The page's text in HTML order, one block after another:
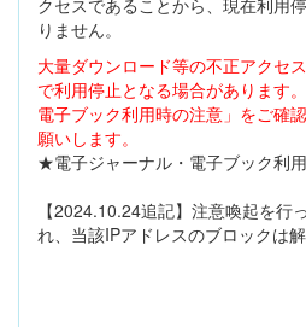
クセスであることから、現在利用
りません。
大量ダウンロード等の不正アクセ
で利用停止となる場合があります
電子ブック利用時の注意」をご確
願いします。
★電子ジャーナル・電子ブック利
【2024.10.24追記】注意喚起を行
れ、当該IPアドレスのブロックは解